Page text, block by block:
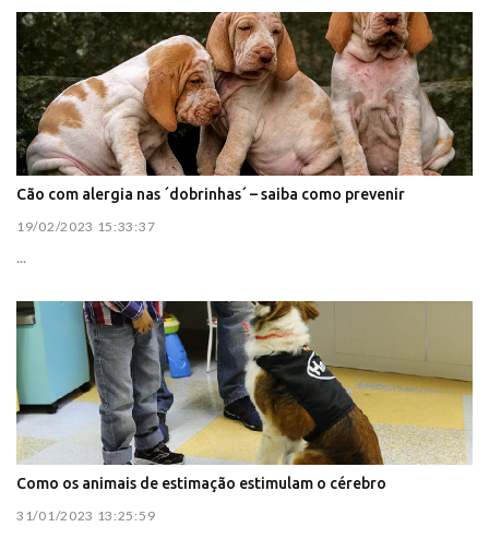
Cão com alergia nas ´dobrinhas´ – saiba como prevenir
19/02/2023 15:33:37
...
Como os animais de estimação estimulam o cérebro
31/01/2023 13:25:59